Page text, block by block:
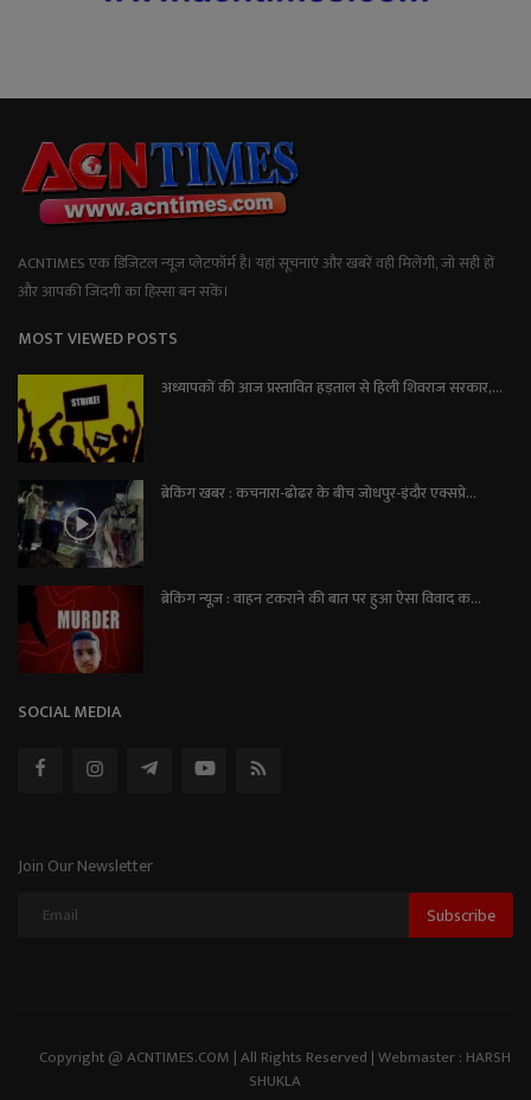
ACNTIMES एक डिजिटल न्यूज प्लेटफॉर्म है। यहां सूचनाएं और खबरें वही मिलेंगी, जो सही हों
और आपकी जिंदगी का हिस्सा बन सकें।
MOST VIEWED POSTS
अध्यापकों की आज प्रस्तावित हड़ताल से हिली शिवराज सरकार,...
ब्रेकिंग खबर : कचनारा-ढोढर के बीच जोधपुर-इंदौर एक्सप्रे...
ब्रेकिंग न्यूज़ : वाहन टकराने की बात पर हुआ ऐसा विवाद क...
SOCIAL MEDIA
Join Our Newsletter
Subscribe
Copyright @ ACNTIMES.COM | All Rights Reserved | Webmaster : HARSH
SHUKLA